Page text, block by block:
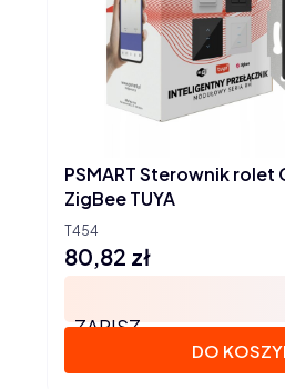
T454
PSMART Sterownik rolet
ZigBee TUYA
Cena
80,82 zł
ZAPISZ
DO